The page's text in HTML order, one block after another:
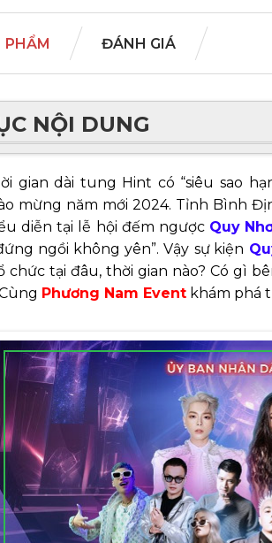
PHẨM ĐÁNH GIÁ
NỘI DUNG
gian dài tung Hint có “siêu sao
mừng năm mới 2024. Tỉnh Bình
diễn tại lễ hội đếm ngược Quy
ngồi không yên”. Vậy sự kiện
chức tại đâu, thời gian nào? Có gì
Phương Nam Event khám phá